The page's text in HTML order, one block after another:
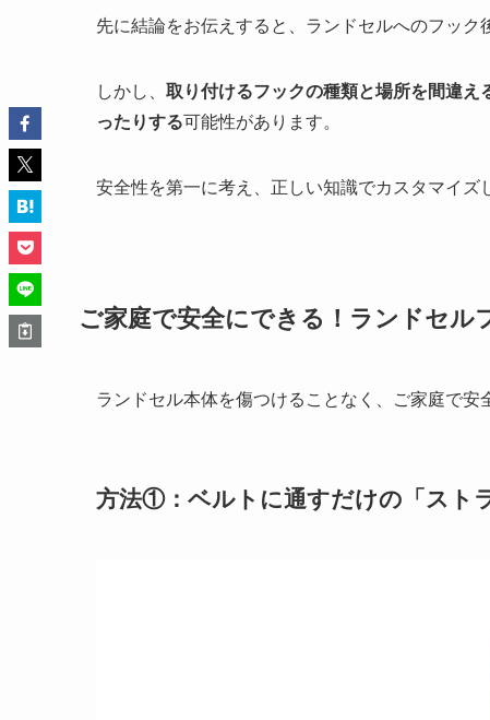
先に結論をお伝えすると、ランドセルへのフック
しかし、 取り付けるフックの種類と場所を間違
ったりする可能性があります。
安全性を第一に考え、正しい知識でカスタマイズ
ご家庭で安全にできる！ランドセル
ランドセル本体を傷つけることなく、ご家庭で安
方法①：ベルトに通すだけの「スト